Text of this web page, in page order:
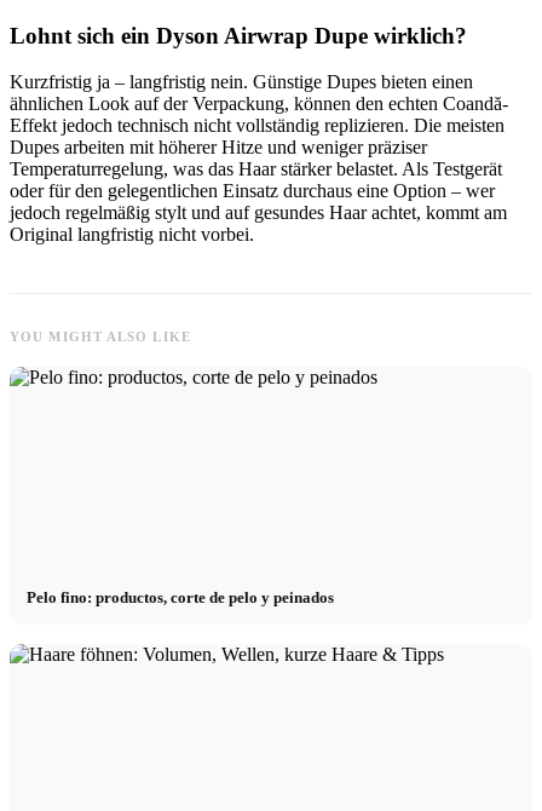
Lohnt sich ein Dyson Airwrap Dupe wirklich?
Kurzfristig ja – langfristig nein. Günstige Dupes bieten einen
ähnlichen Look auf der Verpackung, können den echten Coandă-
Effekt jedoch technisch nicht vollständig replizieren. Die meisten
Dupes arbeiten mit höherer Hitze und weniger präziser
Temperaturregelung, was das Haar stärker belastet. Als Testgerät
oder für den gelegentlichen Einsatz durchaus eine Option – wer
jedoch regelmäßig stylt und auf gesundes Haar achtet, kommt am
Original langfristig nicht vorbei.
YOU MIGHT ALSO LIKE
Pelo fino: productos, corte de pelo y peinados